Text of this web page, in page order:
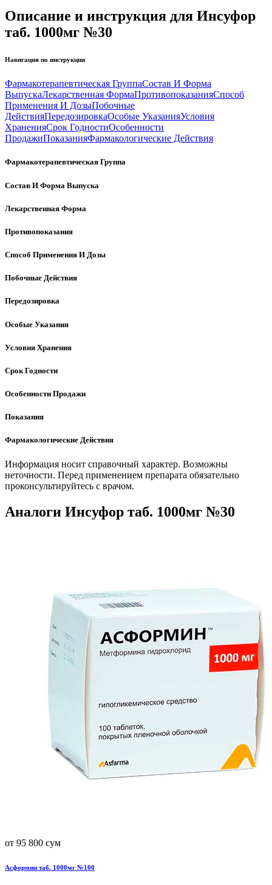
Описание и инструкция для Инсуфор
таб. 1000мг №30
Навигация по инструкции
Фармакотерапевтическая ГруппаСостав И Форма
ВыпускаЛекарственная ФормаПротивопоказанияСпособ
Применения И ДозыПобочные
ДействияПередозировкаОсобые УказанияУсловия
ХраненияСрок ГодностиОсобенности
ПродажиПоказанияФармакологические Действия
Фармакотерапевтическая Группа
Состав И Форма Выпуска
Лекарственная Форма
Противопоказания
Способ Применения И Дозы
Побочные Действия
Передозировка
Особые Указания
Условия Хранения
Срок Годности
Особенности Продажи
Показания
Фармакологические Действия
Информация носит справочный характер. Возможны
неточности. Перед применением препарата обязательно
проконсультируйтесь с врачом.
Аналоги Инсуфор таб. 1000мг №30
от 95 800 сум
Асформин таб. 1000мг №100